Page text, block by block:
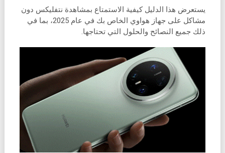
يستعرض هذا الدليل كيفية الاستمتاع بمشاهدة نتفليكس دون
مشاكل على جهاز هواوي الخاص بك في عام 2025، بما في
ذلك جميع النصائح والحلول التي تحتاجها.